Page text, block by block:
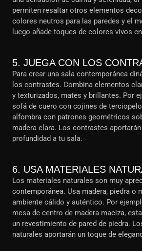
permiten resaltar otros elementos
colores neutros para las paredes y el
luego añade toques de colores vivos
5. JUEGA CON LOS
Para crear una sala contemporánea
los contrastes. Combina elementos
y texturizados, mates y brillantes. Por
sofá de cuero con cojines de
alfombra con patrones geométricos
madera clara. Los contrastes
profundidad a tu sala.
6. USA MATERIALES
Los materiales naturales son muy
contemporánea. Usa madera, piedra o
ambiente cálido y auténtico. Por
mesa de centro de madera maciza,
un revestimiento de pared de piedra.
naturales aportarán un toque de